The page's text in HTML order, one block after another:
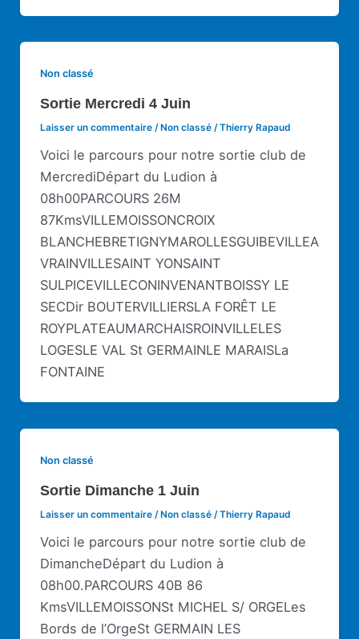
Non classé
Sortie Mercredi 4 Juin
Laisser un commentaire / Non classé/Thierry Rapaud
Voici le parcours pour notre sortie club de
MercrediDépart du Ludion à
08h00PARCOURS 26M
87KmsVILLEMOISSONCROIX
BLANCHEBRETIGNYMAROLLESGUIBEVILLEA
VRAINVILLESAINT YONSAINT
SULPICEVILLECONINVENANTBOISSY LE
SECDir BOUTERVILLIERSLA FORÊT LE
ROYPLATEAUMARCHAISROINVILLELES
LOGESLE VAL St GERMAINLE MARAISLa
FONTAINE
Non classé
Sortie Dimanche 1 Juin
Laisser un commentaire / Non classé/Thierry Rapaud
Voici le parcours pour notre sortie club de
DimancheDépart du Ludion à
08h00.PARCOURS 40B 86
KmsVILLEMOISSONSt MICHEL S/ ORGELes
Bords de l’OrgeSt GERMAIN LES